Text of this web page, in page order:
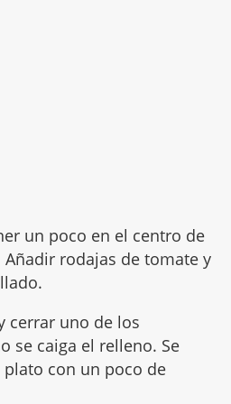
un poco en el centro de
rodajas de tomate y
cerrar uno de los
se caiga el relleno. Se
con un poco de